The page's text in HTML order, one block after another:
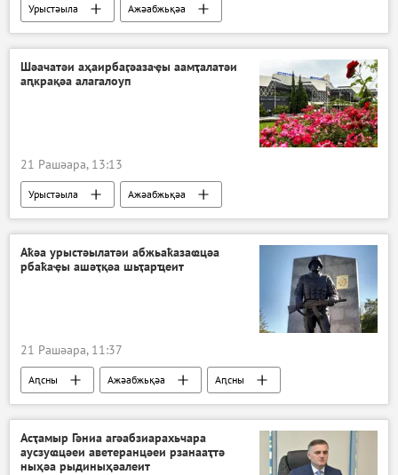
Урыстәыла Ажәабжьқәа
Шәачатәи аҳаирбаӷәазаҿы аамҭалатәи
аԥкрақәа алагалоуп
21 Рашәара, 13:13
Урыстәыла Ажәабжьқәа
Аҟәа урыстәылатәи абжьаҟазаҩцәа
рбаҟаҿы ашәҭқәа шьҭарҵеит
21 Рашәара, 11:37
Аԥсны Ажәабжьқәа Аԥсны
Асҭамыр Гәниа агәабзиарахьчара
аусзуҩцәеи аветеранцәеи рзанааҭтә
ныҳәа рыдиныҳәалеит